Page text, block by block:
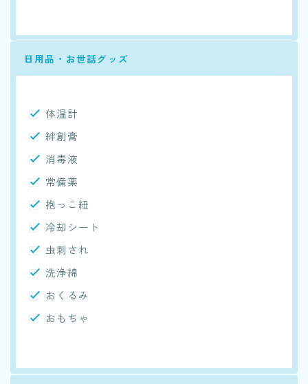
日用品・お世話グッズ
体温計
絆創膏
消毒液
常備薬
抱っこ紐
冷却シート
虫刺され
洗浄綿
おくるみ
おもちゃ